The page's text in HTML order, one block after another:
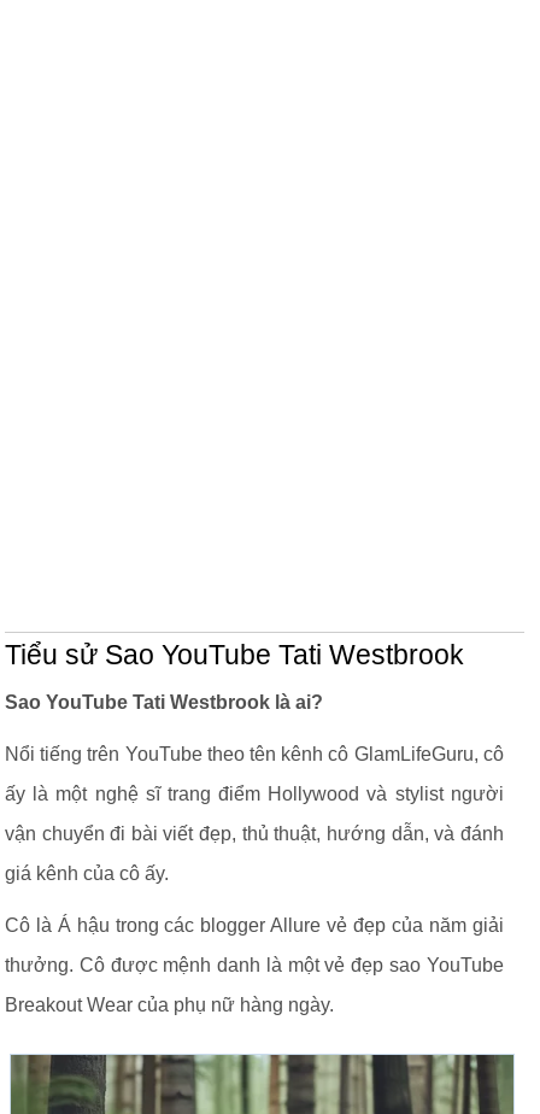
Tiểu sử Sao YouTube Tati Westbrook
Sao YouTube Tati Westbrook là ai?
Nổi tiếng trên YouTube theo tên kênh cô GlamLifeGuru, cô
ấy là một nghệ sĩ trang điểm Hollywood và stylist người
vận chuyển đi bài viết đẹp, thủ thuật, hướng dẫn, và đánh
giá kênh của cô ấy.
Cô là Á hậu trong các blogger Allure vẻ đẹp của năm giải
thưởng. Cô được mệnh danh là một vẻ đẹp sao YouTube
Breakout Wear của phụ nữ hàng ngày.